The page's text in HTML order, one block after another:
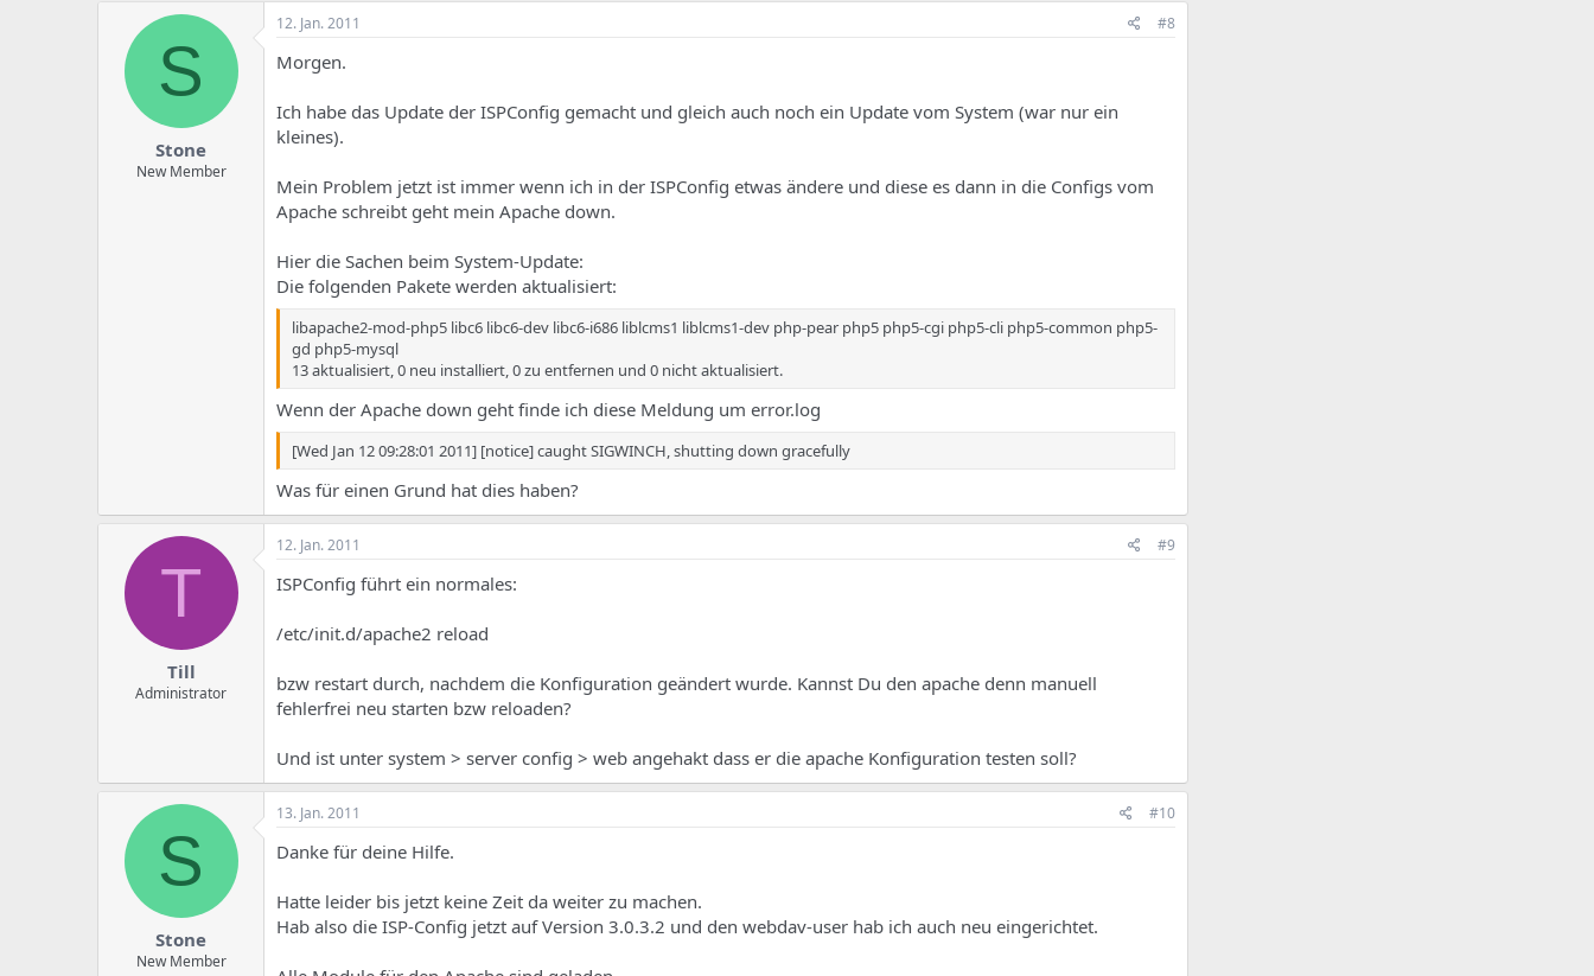
S
Stone
New Member
12. Jan. 2011 #8
Morgen.
Ich habe das Update der ISPConfig gemacht und gleich auch noch ein Update vom System (war nur ein
kleines).
Mein Problem jetzt ist immer wenn ich in der ISPConfig etwas ändere und diese es dann in die Configs vom
Apache schreibt geht mein Apache down.
Hier die Sachen beim System-Update:
Die folgenden Pakete werden aktualisiert:
libapache2-mod-php5 libc6 libc6-dev libc6-i686 liblcms1 liblcms1-dev php-pear php5 php5-cgi php5-cli php5-common php5-
gd php5-mysql
13 aktualisiert, 0 neu installiert, 0 zu entfernen und 0 nicht aktualisiert.
Wenn der Apache down geht finde ich diese Meldung um error.log
[Wed Jan 12 09:28:01 2011] [notice] caught SIGWINCH, shutting down gracefully
Was für einen Grund hat dies haben?
T
Till
Administrator
12. Jan. 2011 #9
ISPConfig führt ein normales:
/etc/init.d/apache2 reload
bzw restart durch, nachdem die Konfiguration geändert wurde. Kannst Du den apache denn manuell
fehlerfrei neu starten bzw reloaden?
Und ist unter system > server config > web angehakt dass er die apache Konfiguration testen soll?
S
Stone
New Member
13. Jan. 2011 #10
Danke für deine Hilfe.
Hatte leider bis jetzt keine Zeit da weiter zu machen.
Hab also die ISP-Config jetzt auf Version 3.0.3.2 und den webdav-user hab ich auch neu eingerichtet.